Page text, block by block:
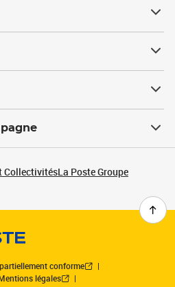
CollectivitésLa Poste Groupe
conforme
légales